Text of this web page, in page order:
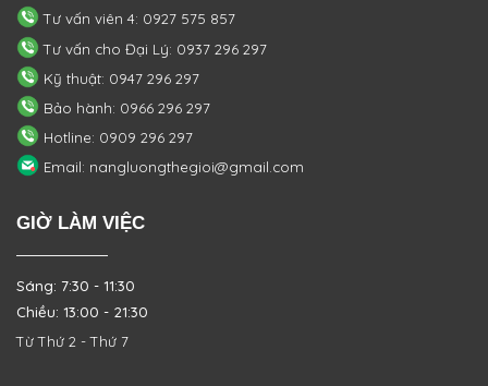
Tư vấn viên 4: 0927 575 857
Tư vấn cho Đại Lý: 0937 296 297
Kỹ thuật: 0947 296 297
Bảo hành: 0966 296 297
Hotline: 0909 296 297
Email: nangluongthegioi@gmail.com
GIỜ LÀM VIỆC
Sáng: 7:30 - 11:30
Chiều: 13:00 - 21:30
Từ Thứ 2 - Thứ 7